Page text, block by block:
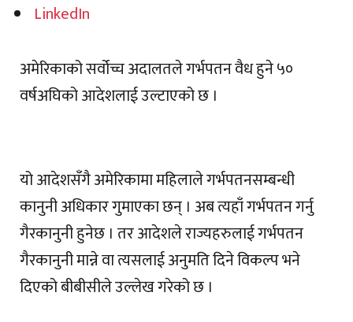
LinkedIn
अमेरिकाको सर्वोच्च अदालतले गर्भपतन वैध हुने ५०
वर्षअघिको आदेशलाई उल्टाएको छ ।
यो आदेशसँगै अमेरिकामा महिलाले गर्भपतनसम्बन्धी
कानुनी अधिकार गुमाएका छन् । अब त्यहाँ गर्भपतन गर्नु
गैरकानुनी हुनेछ । तर आदेशले राज्यहरुलाई गर्भपतन
गैरकानुनी मान्ने वा त्यसलाई अनुमति दिने विकल्प भने
दिएको बीबीसीले उल्लेख गरेको छ ।